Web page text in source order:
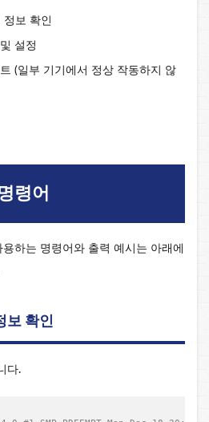
정보 확인
설정
(일부 기기에서 정상 작동하지 않
령어
하는 명령어와 출력 예시는 아래에
보 확인
다.